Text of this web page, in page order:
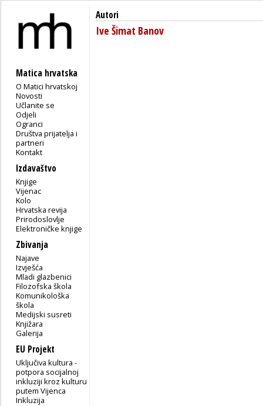
Matica hrvatska
O Matici hrvatskoj
Novosti
Učlanite se
Odjeli
Ogranci
Društva prijatelja i
partneri
Kontakt
Izdavaštvo
Knjige
Vijenac
Kolo
Hrvatska revija
Prirodoslovlje
Elektroničke knjige
Zbivanja
Najave
Izvješća
Mladi glazbenici
Filozofska škola
Komunikološka
škola
Medijski susreti
Knjižara
Galerija
EU Projekt
Uključiva kultura -
potpora socijalnoj
inkluziji kroz kulturu
putem Vijenca
Inkluzija
Autori
Ive Šimat Banov